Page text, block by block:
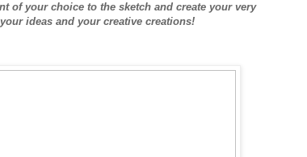
of your choice to the sketch and create your very
ideas and your creative creations!